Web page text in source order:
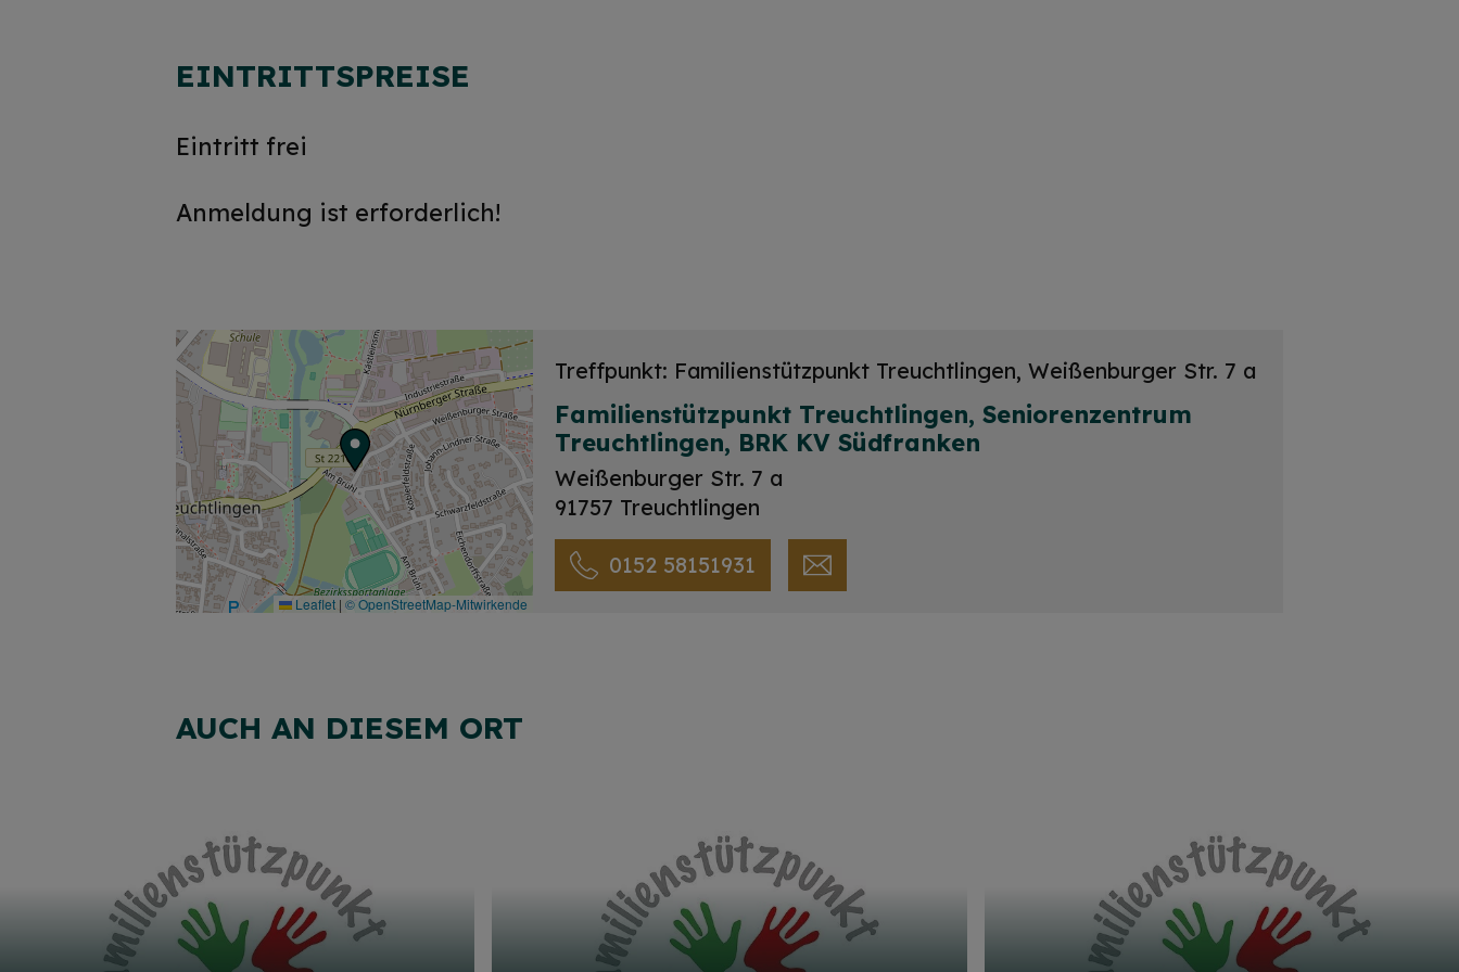
EINTRITTSPREISE
Eintritt frei
Anmeldung ist erforderlich!
Leaflet | © OpenStreetMap-Mitwirkende
Treffpunkt: Familienstützpunkt Treuchtlingen, Weißenburger Str. 7 a
Familienstützpunkt Treuchtlingen, Seniorenzentrum
Treuchtlingen, BRK KV Südfranken
Weißenburger Str. 7 a
91757 Treuchtlingen
0152 58151931
AUCH AN DIESEM ORT